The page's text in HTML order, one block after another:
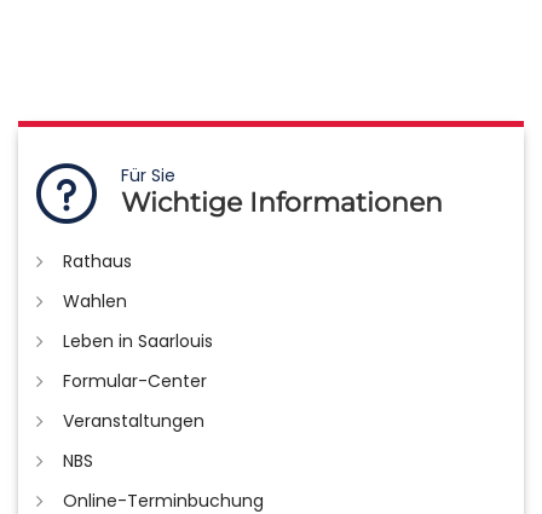
Für Sie
Wichtige Informationen
Rathaus
Wahlen
Leben in Saarlouis
Formular-Center
Veranstaltungen
NBS
Online-Terminbuchung